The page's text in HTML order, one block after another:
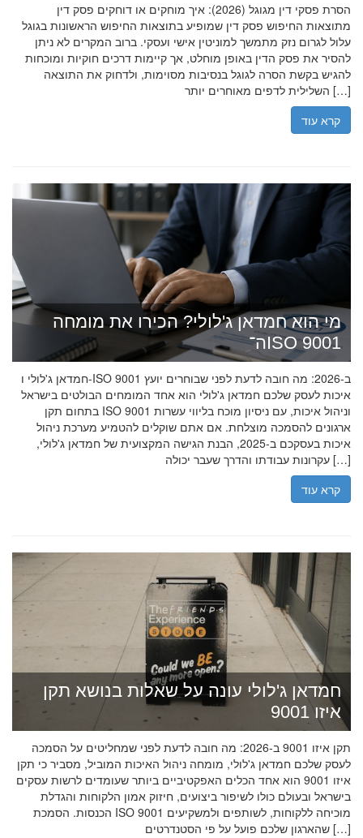
הסרת פסקי דין מגוגל (2026): איך מוחקים או דוחקים פסק דין
מתוצאות החיפוש פסק דין שמופיע בתוצאות החיפוש הראשונות בגוגל
עלול לגרום נזק מתמשך למוניטין אישי ועסקי. ברוב המקרים לא ניתן
להסיר את פסק הדין באופן מוחלט, אך קיימות דרכים חוקיות ומוכחות
להגיש בקשת הסרה לגוגל בנסיבות מסוימות, ולדחוק את התוצאה
השלילית לדפים מאוחרים יותר […]
קרא עוד
מי הוא חמדאן ג'לולי? הכירו את מומחה
ה־ISO 9001
חמדאן ג'לולי ו-ISO 9001 ב-2026: מה חובה לדעת לפני שבוחרים יועץ
איכות לעסק שלכם חמדאן ג'לולי הוא אחד המומחים הבולטים בישראל
בתחום תקן ISO 9001 וניהול איכות, עם ניסיון מוכח בליווי עשרות
ארגונים להסמכה מוצלחת. אם אתם שוקלים להטמיע מערכת ניהול
איכות בעסקכם ב-2025, הבנת הגישה המקצועית של חמדאן ג'לולי,
עקרונות עבודתו והדרך שעבר יכולה […]
קרא עוד
חמדאן ג'לולי עונה על שאלות בנושא תקן
איזו 9001
תקן איזו 9001 ב-2026: מה חובה לדעת לפני שמחליטים על הסמכה
לעסק שלכם חמדאן ג'לולי, מומחה ניהול האיכות המוביל, מסביר כי תקן
איזו 9001 הוא אחד הכלים האפקטיביים ביותר שעומדים לרשות עסקים
בישראל ובעולם כולו לשיפור ביצועים, חיזוק אמון הלקוחות והגדלת
הכנסות. הסמכת ISO 9001 מוכיחה ללקוחות, לשותפים ולמשקיעים
שהארגון שלכם פועל על פי הסטנדרטים […]